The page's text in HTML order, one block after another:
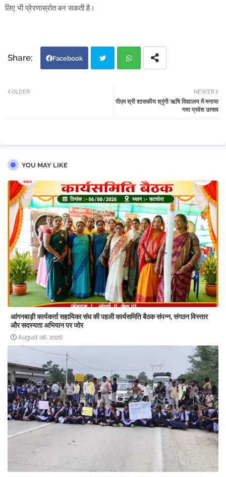
लिए भी प्रेरणास्रोत बन सकती है।
Facebook
atsa
NEWER
पीएम श्री शासकीय श्रृंगी ऋषि विद्यालय में मनाया
गया प्रवेश उत्सव
OLDER
YOU MAY LIKE
आंगनबाड़ी कार्यकर्ता सहायिका संघ की पहली कार्यसमिति बैठक संपन्न, संगठन विस्तार
और सदस्यता अभियान पर जोर
August 06, 2026